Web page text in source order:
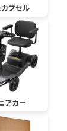
プセル
アカー